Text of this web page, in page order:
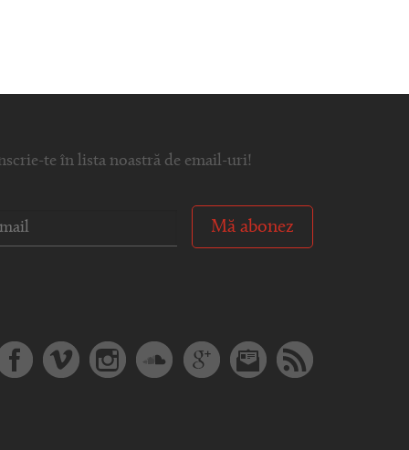
te în lista noastră de email-uri!
Mă abonez